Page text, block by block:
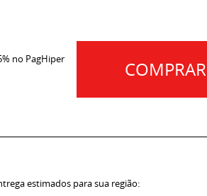
no PagHiper
COMPRAR
estimados para sua região: